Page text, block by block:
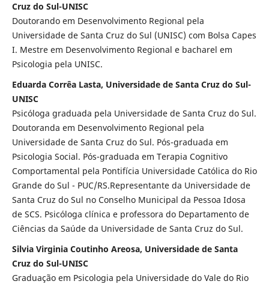
Cruz do Sul-UNISC
Doutorando em Desenvolvimento Regional pela
Universidade de Santa Cruz do Sul (UNISC) com Bolsa Capes
I. Mestre em Desenvolvimento Regional e bacharel em
Psicologia pela UNISC.
Eduarda Corrêa Lasta, Universidade de Santa Cruz do Sul-
UNISC
Psicóloga graduada pela Universidade de Santa Cruz do Sul.
Doutoranda em Desenvolvimento Regional pela
Universidade de Santa Cruz do Sul. Pós-graduada em
Psicologia Social. Pós-graduada em Terapia Cognitivo
Comportamental pela Pontifícia Universidade Católica do Rio
Grande do Sul - PUC/RS.Representante da Universidade de
Santa Cruz do Sul no Conselho Municipal da Pessoa Idosa
de SCS. Psicóloga clínica e professora do Departamento de
Ciências da Saúde da Universidade de Santa Cruz do Sul.
Silvia Virginia Coutinho Areosa, Universidade de Santa
Cruz do Sul-UNISC
Graduação em Psicologia pela Universidade do Vale do Rio